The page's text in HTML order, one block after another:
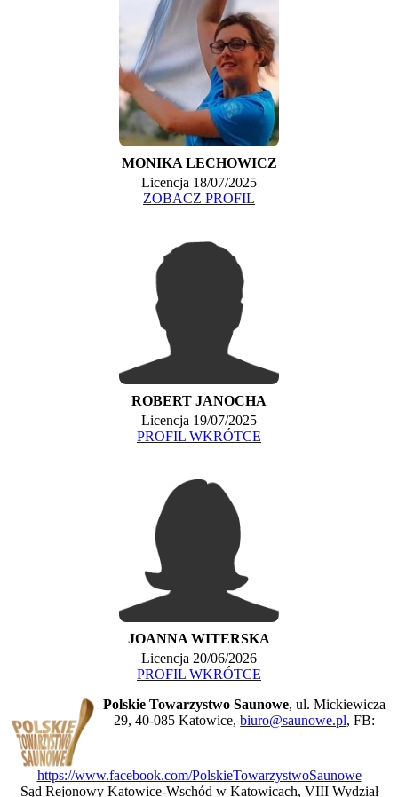
MONIKA LECHOWICZ
Licencja 18/07/2025
ZOBACZ PROFIL
ROBERT JANOCHA
Licencja 19/07/2025
PROFIL WKRÓTCE
JOANNA WITERSKA
Licencja 20/06/2026
PROFIL WKRÓTCE
Polskie Towarzystwo Saunowe, ul. Mickiewicza
29, 40-085 Katowice,biuro@saunowe.pl, FB:
https://www.facebook.com/PolskieTowarzystwoSaunowe
Sąd Rejonowy Katowice-Wschód w Katowicach, VIII Wydział